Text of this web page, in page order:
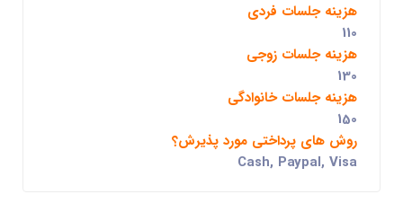
هزینه جلسات فردی
110
هزینه جلسات زوجی
130
هزینه جلسات خانوادگی
150
روش های پرداختی مورد پذیرش؟
Cash, Paypal, Visa